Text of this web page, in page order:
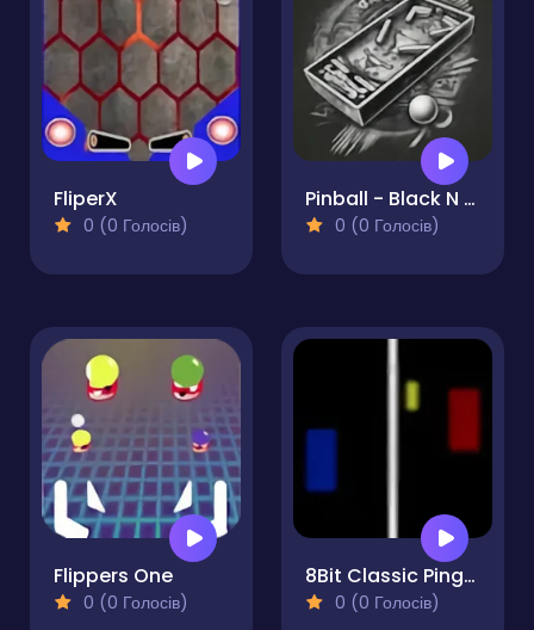
FliperX
0 (0 Голосів)
Pinball - Black N White
0 (0 Голосів)
Flippers One
0 (0 Голосів)
8Bit Classic PingPong
0 (0 Голосів)